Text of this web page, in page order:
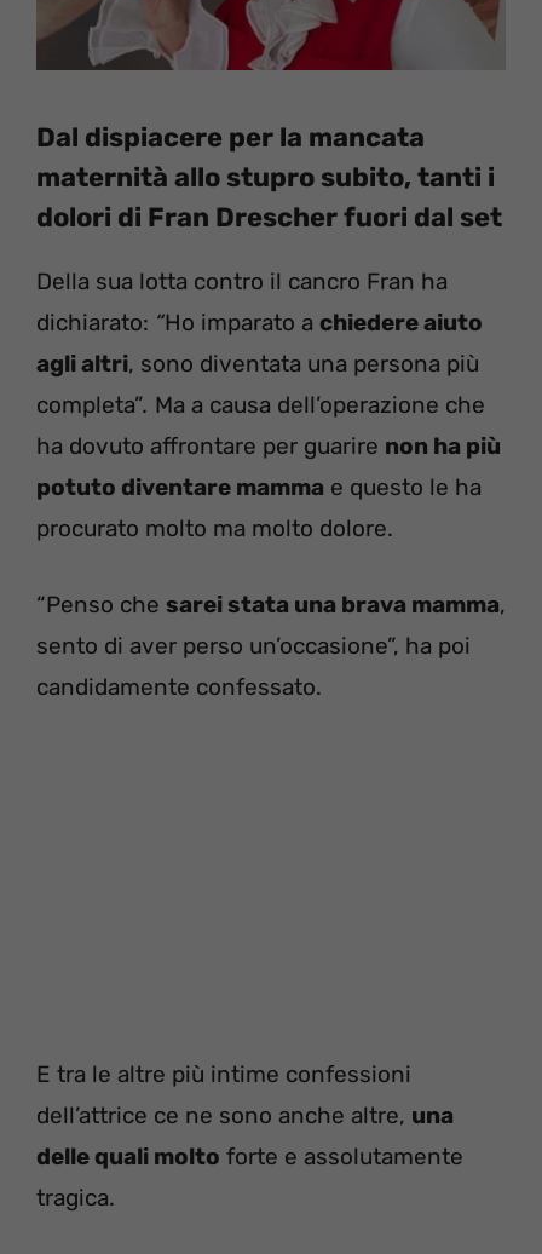
Dal dispiacere per la mancata
maternità allo stupro subito, tanti i
dolori di Fran Drescher fuori dal set
Della sua lotta contro il cancro Fran ha
dichiarato: “Ho imparato a chiedere aiuto
agli altri, sono diventata una persona più
completa”. Ma a causa dell’operazione che
ha dovuto affrontare per guarire non ha più
potuto diventare mamma e questo le ha
procurato molto ma molto dolore.
“Penso che sarei stata una brava mamma,
sento di aver perso un’occasione”, ha poi
candidamente confessato.
E tra le altre più intime confessioni
dell’attrice ce ne sono anche altre, una
delle quali molto forte e assolutamente
tragica.